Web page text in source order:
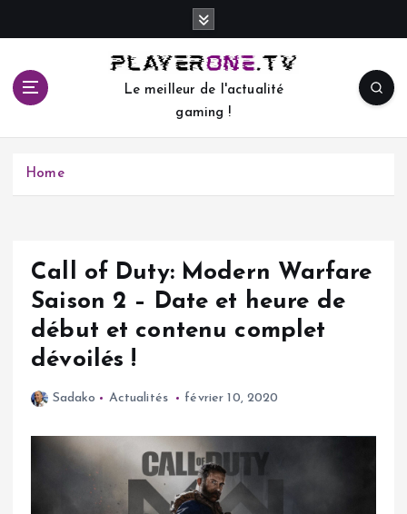
c
Le meilleur de l'actualité
gaming !
Home
Call of Duty: Modern Warfare
Saison 2 – Date et heure de
début et contenu complet
dévoilés !
Sadako Actualités février 10, 2020